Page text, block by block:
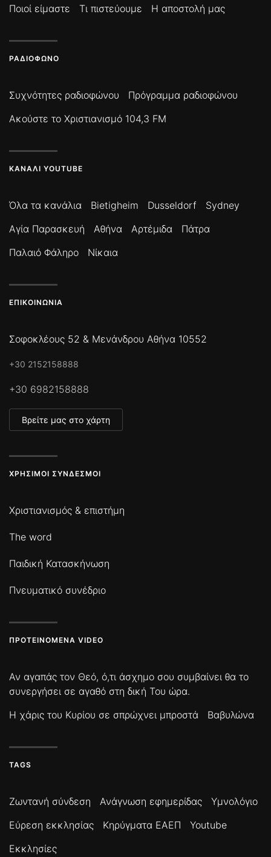
Ποιοί είμαστε Τι πιστεύουμε Η αποστολή μας
ΡΑΔΙΌΦΩΝΟ
Συχνότητες ραδιοφώνου
Πρόγραμμα ραδιοφώνου
Ακούστε το Χριστιανισμό 104,3 FM
ΚΑΝΆΛΙ YOUTUBE
Όλα τα κανάλια Bietigheim Dusseldorf
Sydney
Αγία Παρασκευή
Αθήνα Αρτέμιδα
Πάτρα
Παλαιό Φάληρο
Νίκαια
ΕΠΙΚΟΙΝΩΝΊΑ
Σοφοκλέους 52 & Μενάνδρου Αθήνα 10552
+30 2152158888
+30 6982158888
Βρείτε μας στο χάρτη
ΧΡΉΣΙΜΟΙ ΣΎΝΔΕΣΜΟΙ
Χριστιανισμός & επιστήμη
The word
Παιδική Κατασκήνωση
Πνευματικό συνέδριο
ΠΡΟΤΕΙΝΌΜΕΝΑ VIDEO
Αν αγαπάς τον Θεό, ό,τι άσχημο σου συμβαίνει θα το
συνεργήσει σε αγαθό στη δική Του ώρα.
Η χάρις του Κυρίου σε σπρώχνει μπροστά
Βαβυλώνα
TAGS
Ζωντανή σύνδεση Ανάγνωση εφημερίδας
Υμνολόγιο
Εύρεση εκκλησίας
Κηρύγματα ΕΑΕΠ
Youtube
Εκκλησίες